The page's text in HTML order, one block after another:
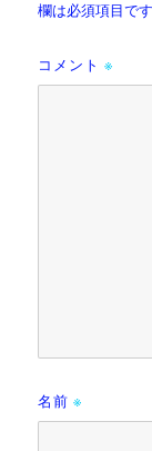
欄は必須項目です
コメント※
名前※